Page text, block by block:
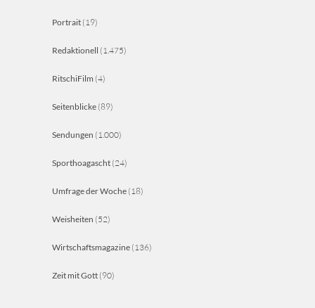
Portrait (19)
Redaktionell (1.475)
RitschiFilm (4)
Seitenblicke (89)
Sendungen (1.000)
Sporthoagascht (24)
Umfrage der Woche (18)
Weisheiten (52)
Wirtschaftsmagazine (136)
Zeit mit Gott (90)